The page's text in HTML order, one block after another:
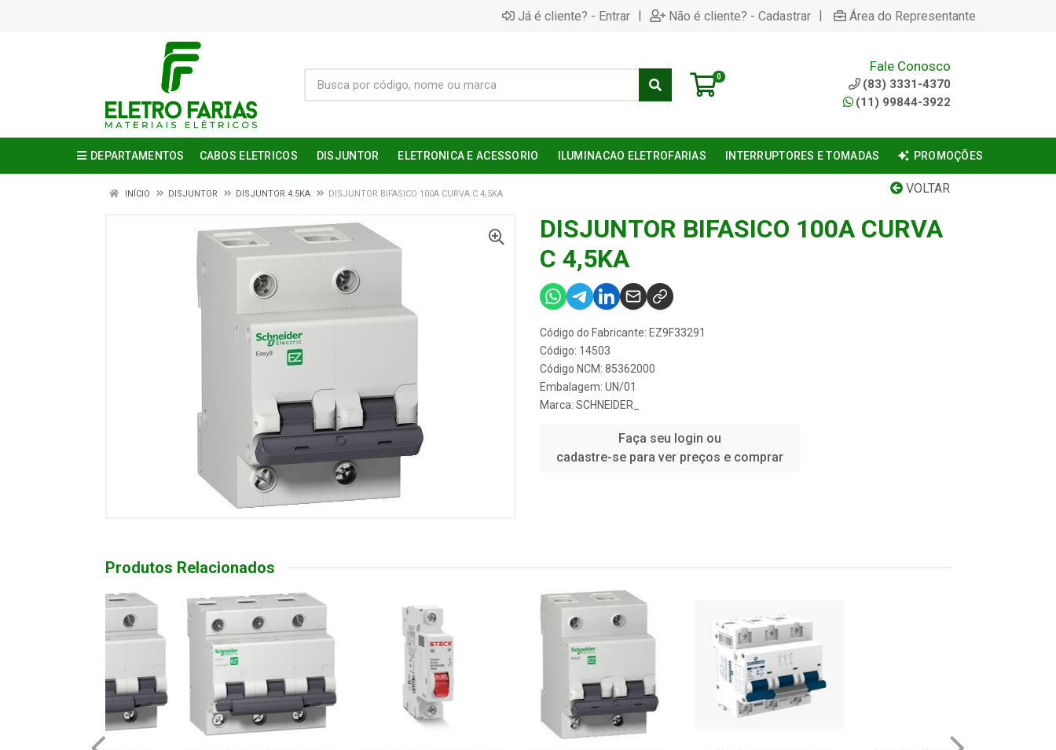
Já é cliente? - Entrar | Não é cliente? - Cadastrar | Área do Representante
0
Fale Conosco
(83) 3331-4370
(11) 99844-3922
DEPARTAMENTOS CABOS ELETRICOS DISJUNTOR ELETRONICA E ACESSORIO ILUMINACAO ELETROFARIAS INTERRUPTORES E TOMADAS PROMOÇÕES
VOLTAR
INÍCIO DISJUNTOR DISJUNTOR 4.5KA DISJUNTOR BIFASICO 100A CURVA C 4,5KA
DISJUNTOR BIFASICO 100A CURVA
C 4,5KA
Código do Fabricante: EZ9F33291
Código: 14503
Código NCM: 85362000
Embalagem: UN/01
Marca: SCHNEIDER_
Faça seu login ou
cadastre-se para ver preços e comprar
Produtos Relacionados